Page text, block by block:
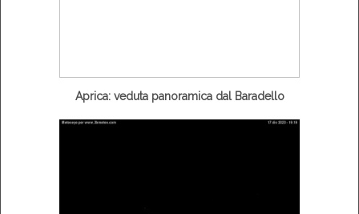
Aprica: veduta panoramica dal Baradello